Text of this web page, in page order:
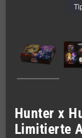
Hunter x
Limitierte